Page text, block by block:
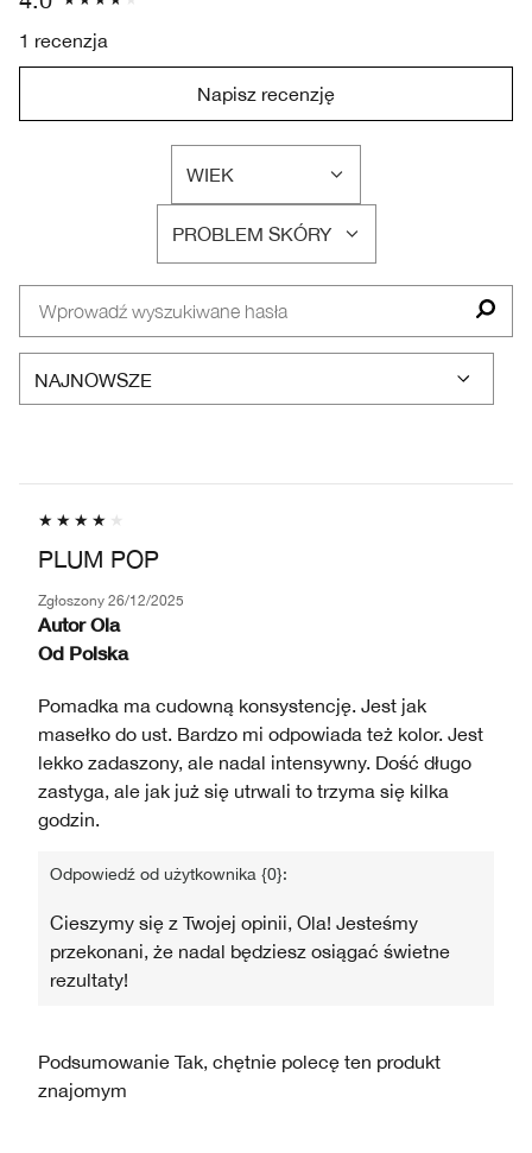
1 recenzja
Napisz recenzję
WIEK
FILTRUJ
RECENZJE
WEDŁUG
WIEK
PROBLEM SKÓRY
FILTRUJ
RECENZJE
PROBLEM
PLUM POP
Zgłoszony 26/12/2025
Autor Ola
Od Polska
Pomadka ma cudowną konsystencję. Jest jak
masełko do ust. Bardzo mi odpowiada też kolor. Jest
lekko zadaszony, ale nadal intensywny. Dość długo
zastyga, ale jak już się utrwali to trzyma się kilka
godzin.
Odpowiedź od użytkownika {0}:
Cieszymy się z Twojej opinii, Ola! Jesteśmy
przekonani, że nadal będziesz osiągać świetne
rezultaty!
Podsumowanie Tak, chętnie polecę ten produkt
znajomym